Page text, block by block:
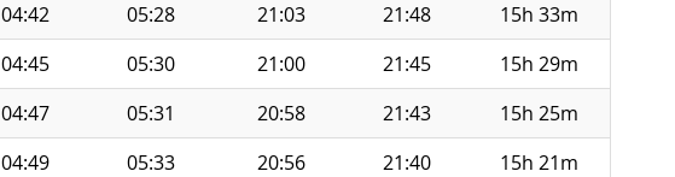
04:42 05:28 21:03 21:48
15h 33m
04:45 05:30 21:00 21:45
15h 29m
04:47 05:31 20:58 21:43
15h 25m
04:49 05:33 20:56 21:40
15h 21m